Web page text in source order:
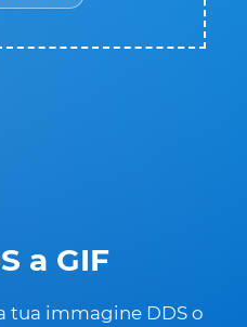
a GIF
tua immagine DDS o